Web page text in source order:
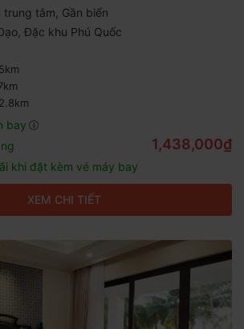
trung tâm, Gần biển
Đặc khu Phú Quốc
2.8km
bay
khi đặt kèm vé máy bay
1,438,000₫
XEM CHI TIẾT